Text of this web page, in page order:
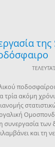
τρία ακόμη
συνεργασία
και τη